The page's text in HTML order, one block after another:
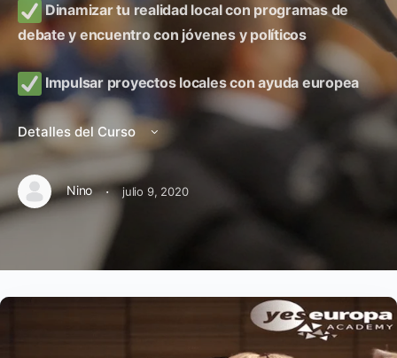
Dinamizar tu realidad local con programas de
debate y encuentro con jóvenes y políticos
Impulsar proyectos locales con ayuda europea
Detalles del Curso
Nino · julio 9, 2020